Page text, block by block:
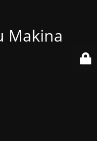
Makina